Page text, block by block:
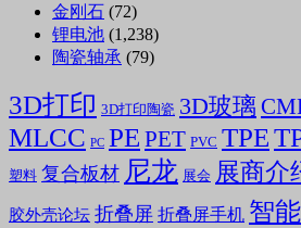
金刚石 (72)
锂电池 (1,238)
陶瓷轴承 (79)
3D打印 3D打印陶瓷 3D玻璃
MLCC PC PE PET PVC TPE
塑料 复合板材 尼龙 展会 展商介
胶外壳论坛 折叠屏 折叠屏手机 智